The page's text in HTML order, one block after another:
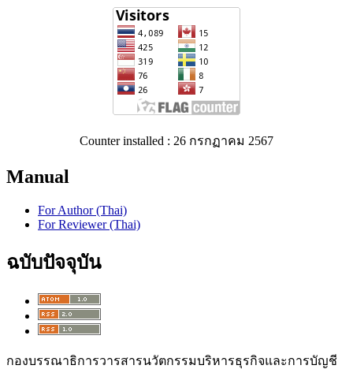
Counter installed : 26 กรกฏาคม 2567
Manual
For Author (Thai)
For Reviewer (Thai)
ฉบับปัจจุบัน
กองบรรณาธิการวารสารนวัตกรรมบริหารธุรกิจและการบัญชี